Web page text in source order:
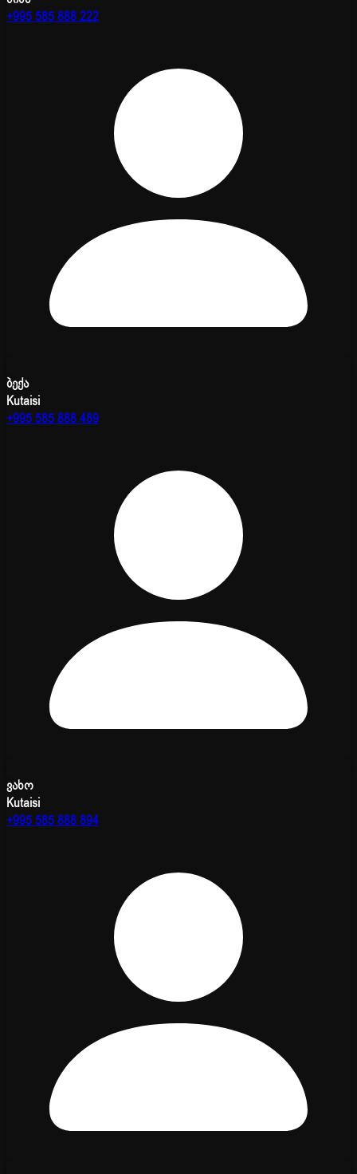
+995 585 888 222
ბექა
Kutaisi
+995 585 888 489
ვახო
Kutaisi
+995 585 888 894